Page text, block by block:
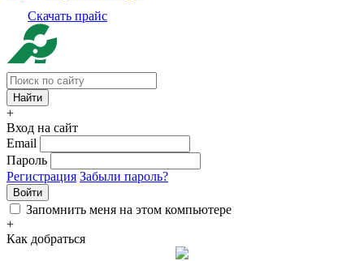
Скачать прайс
+
Вход на сайт
Email
Пароль
Регистрация Забыли пароль?
Войти
Запомнить меня на этом компьютере
+
Как добраться